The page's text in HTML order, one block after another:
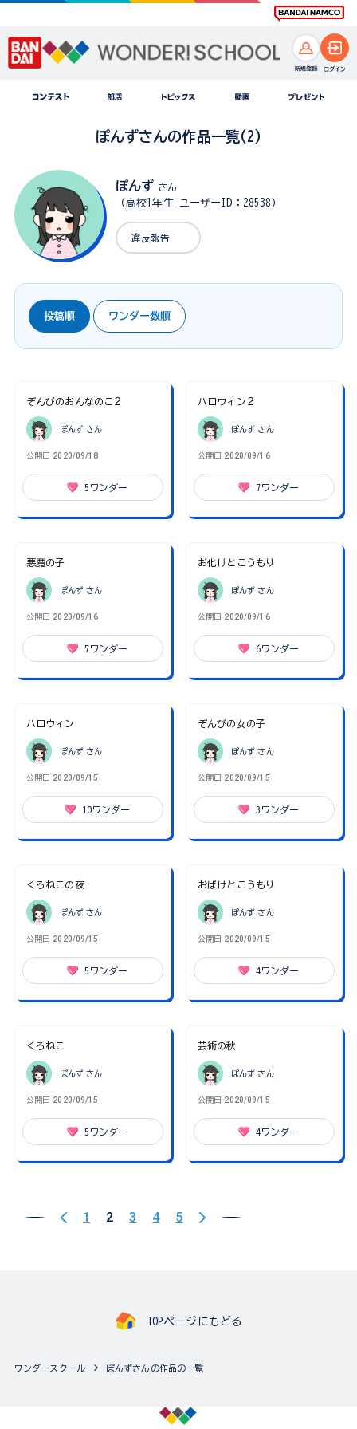
ぽんずさんの作品一覧(2)
ぽんず さん
（高校1年生 ユーザーID：28538）
違反報告
投稿順 ワンダー数順
ぞんびのおんなのこ２
ぽんず さん
公開日 2020/09/18
5 ワンダー
ハロウィン２
ぽんず さん
公開日 2020/09/16
7ワンダー
悪魔の子
ぽんず さん
公開日 2020/09/16
7ワンダー
お化けとこうもり
ぽんず さん
公開日 2020/09/16
6ワンダー
ハロウィン
ぽんず さん
公開日 2020/09/15
10ワンダー
ぞんびの女の子
ぽんず さん
公開日 2020/09/15
3 ワンダー
くろねこの夜
ぽんず さん
公開日 2020/09/15
5 ワンダー
おばけとこうもり
ぽんず さん
公開日 2020/09/15
4ワンダー
くろねこ
ぽんず さん
公開日 2020/09/15
5 ワンダー
芸術の秋
ぽんず さん
公開日 2020/09/15
4ワンダー
1 2 3 4 5
TOPページにもどる
ワンダースクール ぽんずさんの作品の一覧